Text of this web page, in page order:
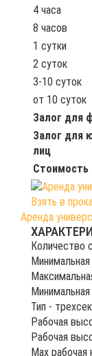
4 часа
8 часов
1 сутки
2 суток
3-10 суток
от 10 суток
Залог для
Залог для
лиц
Взять в
Аренда
Количество
Тип -
Рабочая
Рабочая
Max рабочая